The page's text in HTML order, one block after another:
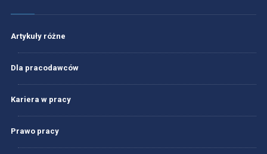
Artykuły różne
Dla pracodawców
Kariera w pracy
Prawo pracy